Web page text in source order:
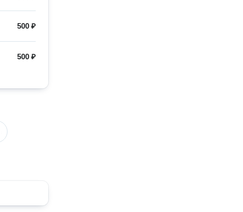
500 ₽
500 ₽